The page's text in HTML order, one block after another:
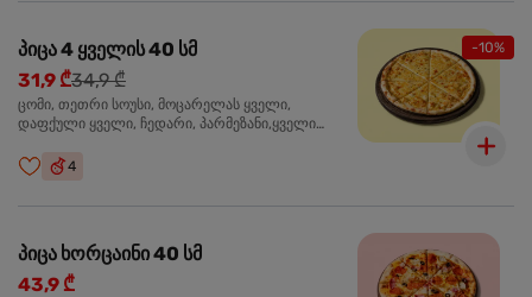
-10%
პიცა 4 ყველის 40 სმ
31,9 ₾34,9 ₾
ცომი, თეთრი სოუსი, მოცარელას ყველი,
დაფქული ყველი, ჩედარი, პარმეზანი,ყველი
4
პიცა ხორცაინი 40 სმ
43,9 ₾